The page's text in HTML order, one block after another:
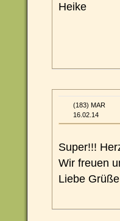
Heike
(183) MAR
16.02.14
Super!!!
Wir freuen
Liebe